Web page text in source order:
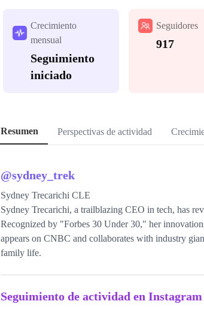
Crecimiento
mensual
Seguimiento
iniciado
Seguidores
917
Resumen Perspectivas de actividad
@sydney_trek
Sydney Trecarichi CLE
Sydney Trecarichi, a trailblazing CEO in tech, has
Recognized by "Forbes 30 Under 30," her
appears on CNBC and collaborates with industry
family life.
Seguimiento de actividad en Instagram